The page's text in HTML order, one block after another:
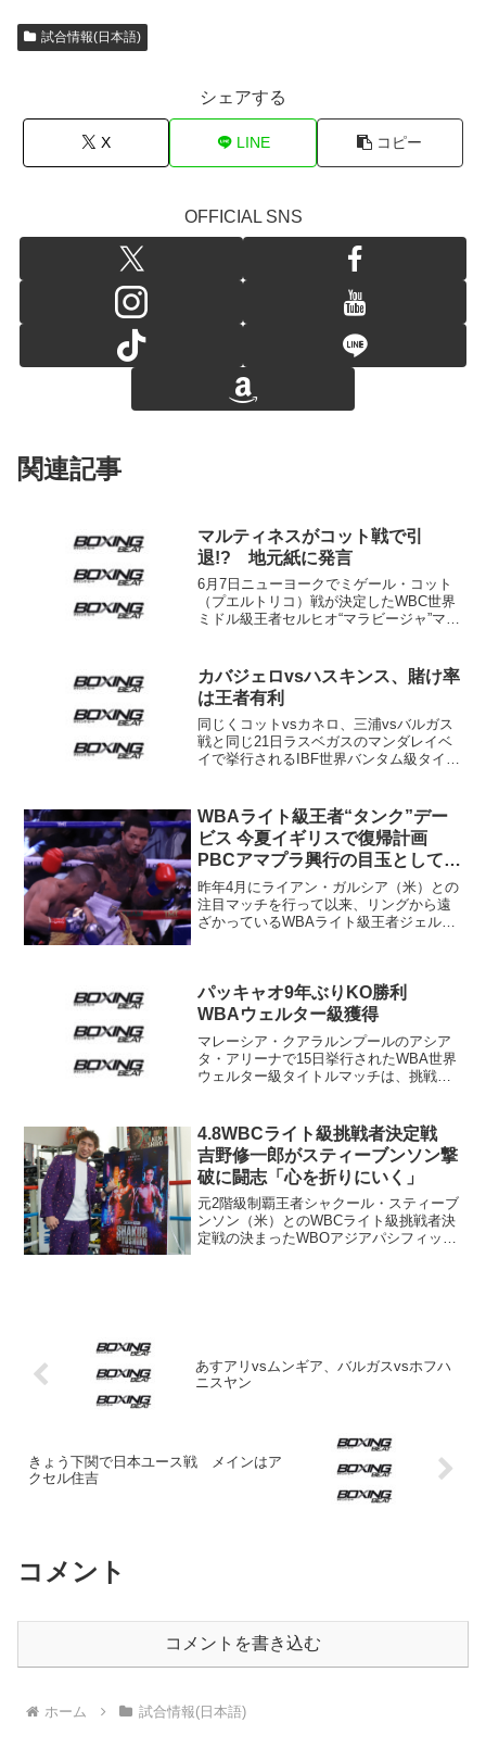
試合情報(日本語)
シェアする
X LINE コピー
OFFICIAL SNS
関連記事
マルティネスがコット戦で引
退!? 地元紙に発言
6月7日ニューヨークでミゲール・コット
（プエルトリコ）戦が決定したWBC世界
ミドル級王者セルヒオ“マラビージャ”マル
のインタビューに応じ、胸中を明かし
た。 この中でマ...
カバジェロvsハスキンス、賭け率
は王者有利
同じくコットvsカネロ、三浦vsバルガス
戦と同じ21日ラスベガスのマンダレイベ
イで挙行されるIBF世界バンタム級タイト
ンス（英＝写真左）が抱負を語った。 カ
バジェロ「アク...
WBAライト級王者“タンク”デー
ビス 今夏イギリスで復帰計画
PBCアマプラ興行の目玉として期
待
昨年4月にライアン・ガルシア（米）との
注目マッチを行って以来、リングから遠
ざかっているWBAライト級王者ジェルボ
勝27KO無敗の戦績...
パッキャオ9年ぶりKO勝利
WBAウェルター級獲得
マレーシア・クアラルンプールのアシア
タ・アリーナで15日挙行されたWBA世界
ウェルター級タイトルマッチは、挑戦者
セー（アルゼンチン）を3度倒し7回2分43
秒TKO勝ち...
4.8WBCライト級挑戦者決定戦
吉野修一郎がスティーブンソン撃
破に闘志「心を折りにいく」
元2階級制覇王者シャクール・スティーブ
ンソン（米）とのWBCライト級挑戦者決
定戦の決まったWBOアジアパシフィック
あすアリvsムンギア、バルガスvsホフハ
ニスヤン
きょう下関で日本ユース戦 メインはア
クセル住吉
コメント
コメントを書き込む
ホーム 試合情報(日本語)